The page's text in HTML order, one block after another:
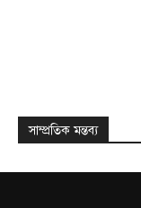
সাম্প্রতিক মন্তব্য